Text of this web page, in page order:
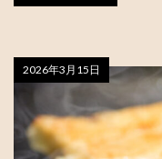
2026年3月15日